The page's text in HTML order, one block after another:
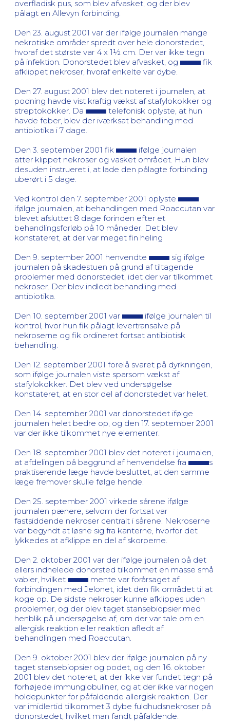
overfladisk pus, som blev afvasket, og der blev
pålagt en Allevyn forbinding.
Den 23. august 2001 var der ifølge journalen mange
nekrotiske områder spredt over hele donorstedet,
hvoraf det største var 4 x 1½ cm. Der var ikke tegn
på infektion. Donorstedet blev afvasket, og
fik
afklippet nekroser, hvoraf enkelte var dybe.
Den 27. august 2001 blev det noteret i journalen, at
podning havde vist kraftig vækst af stafylokokker og
streptokokker. Da
telefonisk oplyste, at hun
havde feber, blev der iværksat behandling med
antibiotika i 7 dage.
Den 3. september 2001 fik
ifølge journalen
atter klippet nekroser og vasket området. Hun blev
desuden instrueret i, at lade den pålagte forbinding
uberørt i 5 dage.
Ved kontrol den 7. september 2001 oplyste
ifølge journalen, at behandlingen med Roaccutan var
blevet afsluttet 8 dage forinden efter et
behandlingsforløb på 10 måneder. Det blev
konstateret, at der var meget fin heling
Den 9. september 2001 henvendte
sig ifølge
journalen på skadestuen på grund af tiltagende
problemer med donorstedet, idet der var tilkommet
nekroser. Der blev indledt behandling med
antibiotika.
Den 10. september 2001 var
ifølge journalen til
kontrol, hvor hun fik pålagt levertransalve på
nekroserne og fik ordineret fortsat antibiotisk
behandling.
Den 12. september 2001 forelå svaret på dyrkningen,
som ifølge journalen viste sparsom vækst af
stafylokokker. Det blev ved undersøgelse
konstateret, at en stor del af donorstedet var helet.
Den 14. september 2001 var donorstedet ifølge
journalen helet bedre op, og den 17. september 2001
var der ikke tilkommet nye elementer.
Den 18. september 2001 blev det noteret i journalen,
at afdelingen på baggrund af henvendelse fra
s
praktiserende læge havde besluttet, at den samme
læge fremover skulle følge hende.
Den 25. september 2001 virkede sårene ifølge
journalen pænere, selvom der fortsat var
fastsiddende nekroser centralt i sårene. Nekroserne
var begyndt at løsne sig fra kanterne, hvorfor det
lykkedes at afklippe en del af skorperne.
Den 2. oktober 2001 var der ifølge journalen på det
ellers indhelede donorsted tilkommet en masse små
vabler, hvilket
mente var forårsaget af
forbindingen med Jelonet, idet den fik området til at
koge op. De sidste nekroser kunne afklippes uden
problemer, og der blev taget stansebiopsier med
henblik på undersøgelse af, om der var tale om en
allergisk reaktion eller reaktion afledt af
behandlingen med Roaccutan.
Den 9. oktober 2001 blev der ifølge journalen på ny
taget stansebiopsier og podet, og den 16. oktober
2001 blev det noteret, at der ikke var fundet tegn på
forhøjede immunglobuliner, og at der ikke var nogen
holdepunkter for påfaldende allergisk reaktion. Der
var imidlertid tilkommet 3 dybe fuldhudsnekroser på
donorstedet, hvilket man fandt påfaldende.